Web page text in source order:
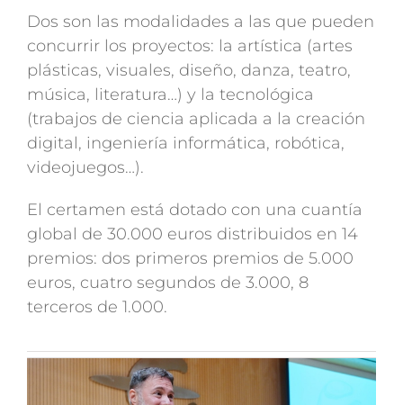
Dos son las modalidades a las que pueden
concurrir los proyectos: la artística (artes
plásticas, visuales, diseño, danza, teatro,
música, literatura…) y la tecnológica
(trabajos de ciencia aplicada a la creación
digital, ingeniería informática, robótica,
videojuegos…).
El certamen está dotado con una cuantía
global de 30.000 euros distribuidos en 14
premios: dos primeros premios de 5.000
euros, cuatro segundos de 3.000, 8
terceros de 1.000.